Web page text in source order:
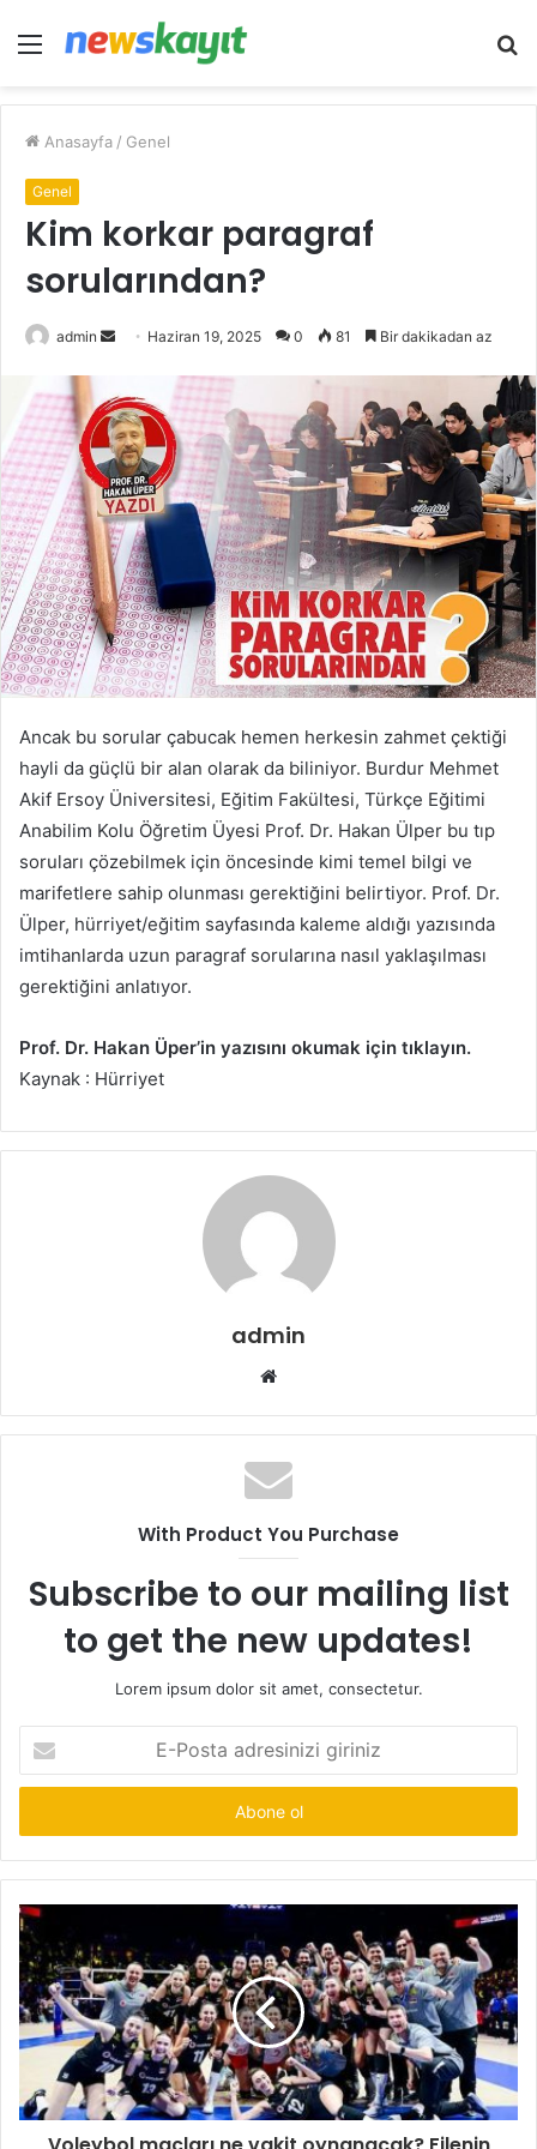
Menü
Anasayfa / Genel
Genel
Kim korkar paragraf
sorularından?
admin
Bir
posta
göndermek
Haziran 19, 2025 0 81 Bir dakikadan az
Ancak bu sorular çabucak hemen herkesin zahmet çektiği
hayli da güçlü bir alan olarak da biliniyor. Burdur Mehmet
Akif Ersoy Üniversitesi, Eğitim Fakültesi, Türkçe Eğitimi
Anabilim Kolu Öğretim Üyesi Prof. Dr. Hakan Ülper bu tıp
soruları çözebilmek için öncesinde kimi temel bilgi ve
marifetlere sahip olunması gerektiğini belirtiyor. Prof. Dr.
Ülper, hürriyet/eğitim sayfasında kaleme aldığı yazısında
imtihanlarda uzun paragraf sorularına nasıl yaklaşılması
gerektiğini anlatıyor.
Prof. Dr. Hakan Üper’in yazısını okumak için tıklayın.
Kaynak : Hürriyet
admin
Web
With Product You Purchase
Subscribe to our mailing list
to get the new updates!
Lorem ipsum dolor sit amet, consectetur.
Posta
adresinizi